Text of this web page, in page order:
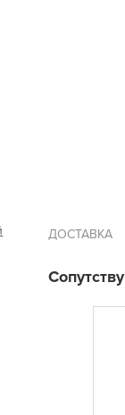
ДОСТАВКА